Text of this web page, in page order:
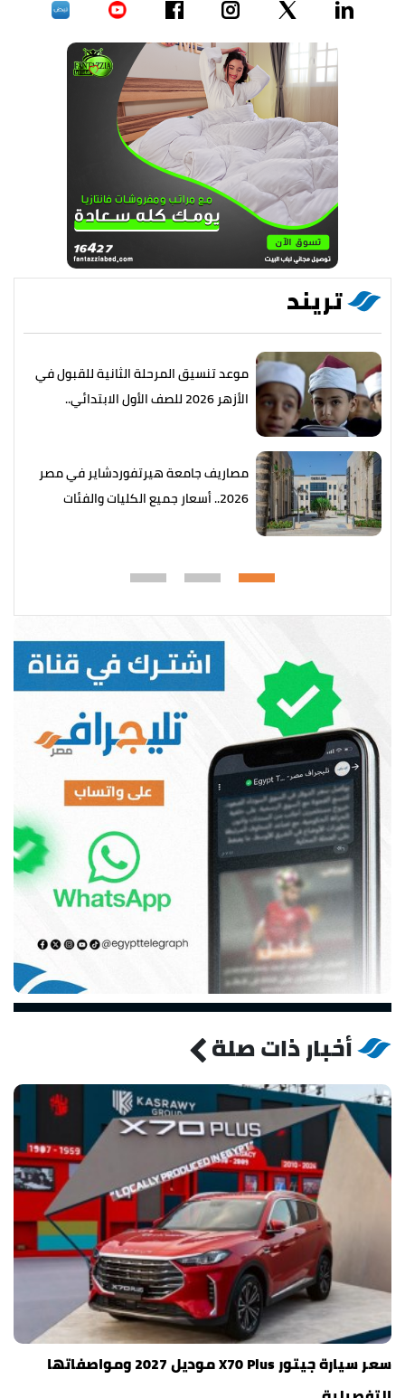
تريند
موعد تنسيق المرحلة الثانية للقبول في
الأزهر 2026 للصف الأول الابتدائي..
مصاريف جامعة هيرتفوردشاير في مصر
2026.. أسعار جميع الكليات والفئات
أخبار ذات صلة
سعر سيارة جيتور X70 Plus موديل 2027 ومواصفاتها